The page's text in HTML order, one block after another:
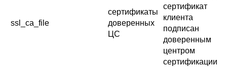
ssl_ca_file
сертификаты
доверенных
ЦС
сертификат
клиента
подписан
доверенным
центром
сертификации